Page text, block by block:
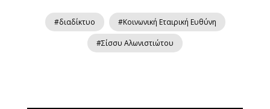
#διαδίκτυο #Κοινωνική Εταιρική Ευθύνη
#Σίσσυ Αλωνιστιώτου